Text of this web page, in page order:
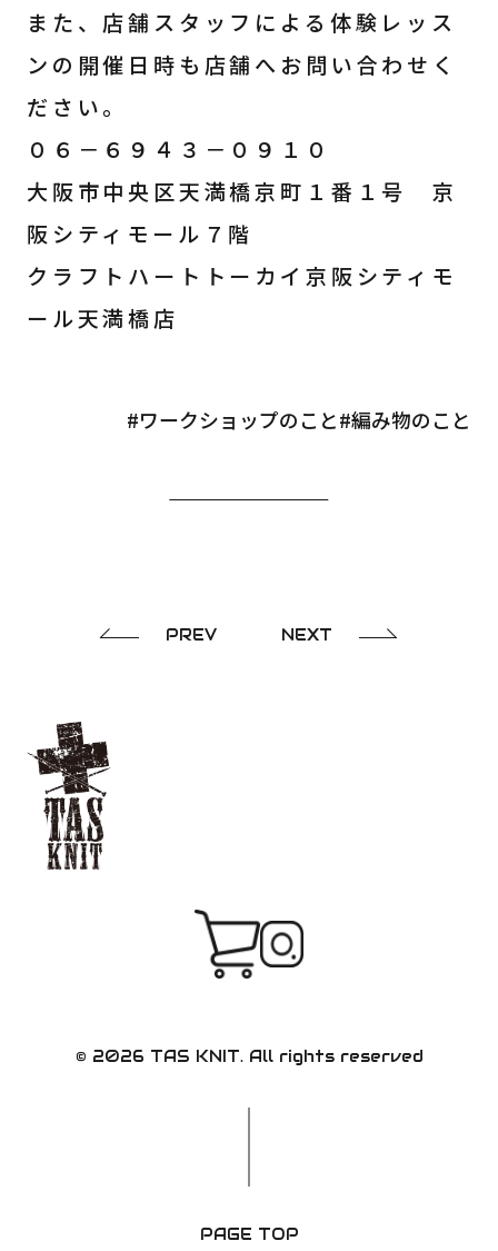
また、店舗スタッフによる体験レッス
ンの開催日時も店舗へお問い合わせく
ださい。
０６－６９４３－０９１０
大阪市中央区天満橋京町１番１号 京
阪シティモール７階
クラフトハートトーカイ京阪シティモ
ール天満橋店
#ワークショップのこと#編み物のこと
PREV NEXT
© 2026 TAS KNIT. All rights reserved
PAGE TOP